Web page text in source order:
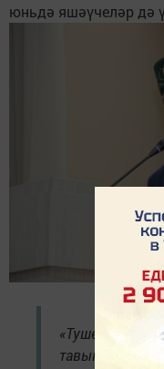
юньдә яшәүчеләр дә
«Тушенка,
тавык... Үзең